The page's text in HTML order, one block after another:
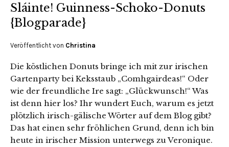
Sláinte! Guinness-Schoko-Donuts
{Blogparade}
Veröffentlicht von Christina
Die köstlichen Donuts bringe ich mit zur irischen
Gartenparty bei Keksstaub „Comhgairdeas!“ Oder
wie der freundliche Ire sagt: „Glückwunsch!“ Was
ist denn hier los? Ihr wundert Euch, warum es jetzt
plötzlich irisch-gälische Wörter auf dem Blog gibt?
Das hat einen sehr fröhlichen Grund, denn ich bin
heute in irischer Mission unterwegs zu Veronique.